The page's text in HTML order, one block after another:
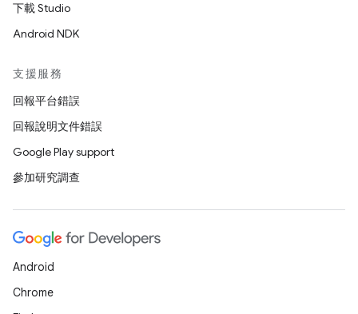
下載 Studio
Android NDK
支援服務
回報平台錯誤
回報說明文件錯誤
Google Play support
參加研究調查
Android
Chrome